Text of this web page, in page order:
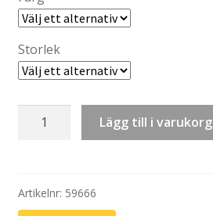
Storlek
Hoodie:
Lägg till i varukorg
Artikelnr: 59666